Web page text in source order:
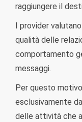
raggiungere il
I provider
qualità delle
comportamento
messaggi.
Per questo
esclusivamente
delle attività che